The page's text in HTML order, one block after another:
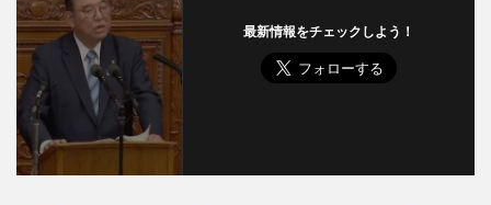
最新情報をチェックしよう！